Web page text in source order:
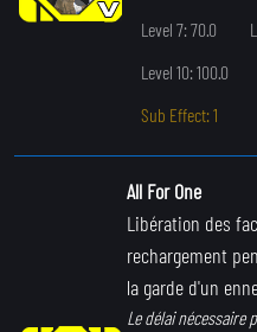
Level 7: 70.0
Level 10: 100.0
Sub Effect: 1
All For One
Libération des
rechargement
la garde d'un
Le délai nécessaire